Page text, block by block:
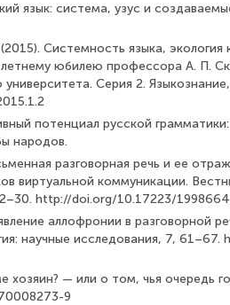
язык: система, узус и
Системность языка,
юбилею профессора А. П.
университета. Серия 2.
потенциал русской
народов.
разговорная речь и ее
виртуальной коммуникации.
http://doi.org/10.17223/
аллофронии в разговорной
научные исследования, 7,
— или о том, чья очередь
9